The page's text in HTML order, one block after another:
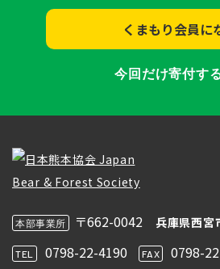
くまもり会員に
今回だけ寄付す
本部事業所 〒662-0042 兵庫県西
TEL 0798-22-4190 FAX
0798-